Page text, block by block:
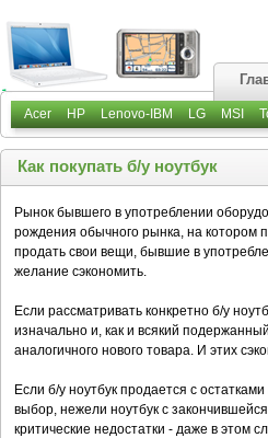
Acer HP Lenovo-IBM LG MSI
Как покупать б/у ноутбук
Рынок бывшего в употреблении
рождения обычного рынка, на котором
продать свои вещи, бывшие в
желание сэкономить.
Если рассматривать конкретно б/у
изначально и, как и всякий
аналогичного нового товара. И этих
Если б/у ноутбук продается с
выбор, нежели ноутбук с
критические недостатки - даже в этом